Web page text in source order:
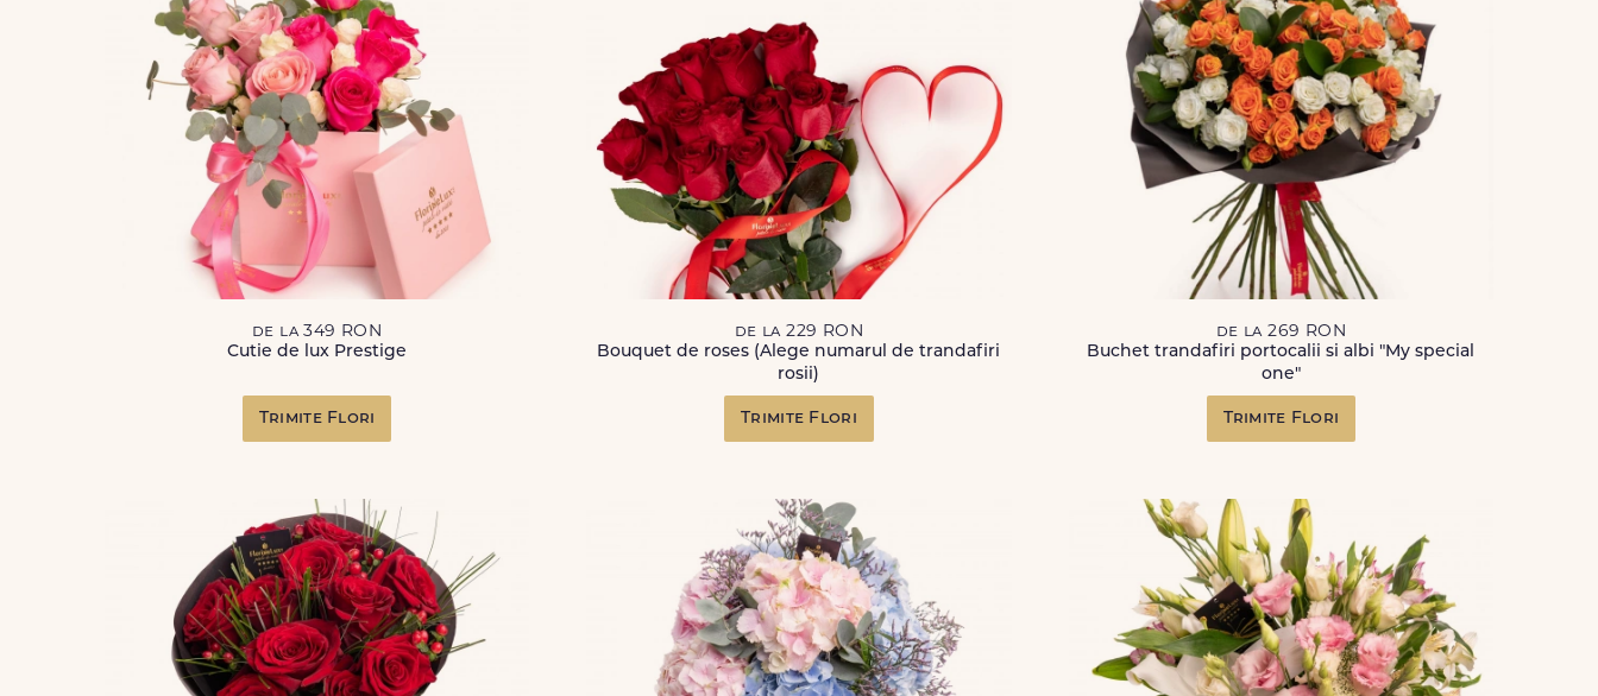
de la 349 RON
Cutie de lux Prestige
Trimite Flori
de la 229 RON
Bouquet de roses (Alege numarul de trandafiri
rosii)
Trimite Flori
de la 269 RON
Buchet trandafiri portocalii si albi "My special
one"
Trimite Flori